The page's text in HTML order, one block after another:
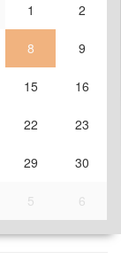
1 2
8 9
15 16
22 23
29 30
5 6